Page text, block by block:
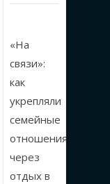
«На
связи»:
как
укрепляли
семейные
отношения
через
отдых в